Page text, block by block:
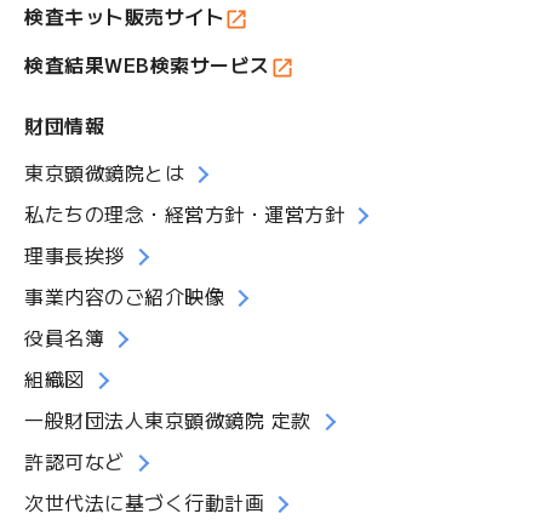
検査キット販売サイト
検査結果WEB検索サービス
財団情報
東京顕微鏡院とは
私たちの理念・経営方針・運営方針
理事長挨拶
事業内容のご紹介映像
役員名簿
組織図
一般財団法人東京顕微鏡院 定款
許認可など
次世代法に基づく行動計画